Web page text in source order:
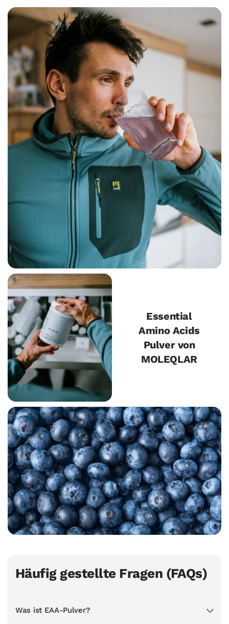
Essential
Amino Acids
Pulver von
MOLEQLAR
Häufig gestellte Fragen (FAQs)
Was ist EAA-Pulver?